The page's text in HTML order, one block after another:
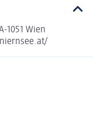
1051 Wien